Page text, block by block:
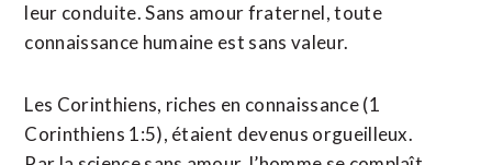
leur conduite. Sans amour fraternel, toute
connaissance humaine est sans valeur.
Les Corinthiens, riches en connaissance (1
Corinthiens 1:5), étaient devenus orgueilleux.